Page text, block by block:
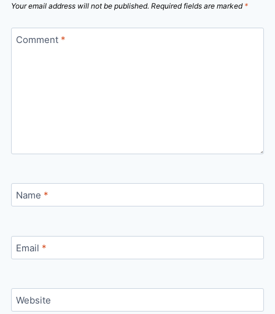
Your email address will not be published. Required fields are marked *
Comment *
Name *
Email *
Website